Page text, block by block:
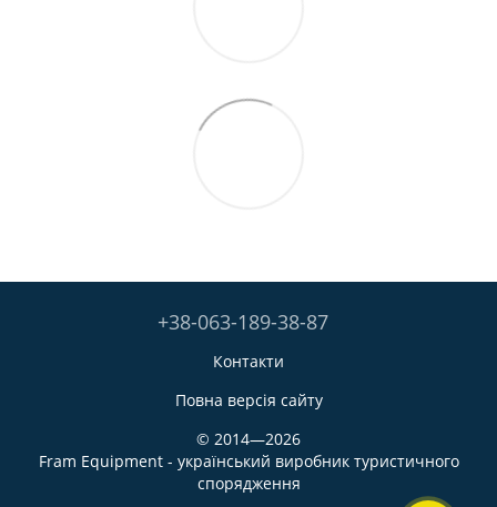
+38-063-189-38-87
Контакти
Повна версія сайту
© 2014—2026
Fram Equipment - український виробник туристичного
спорядження